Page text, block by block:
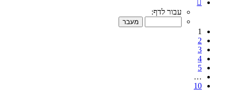
מתוך
עבור לדף:
1
2
3
4
5
…
10